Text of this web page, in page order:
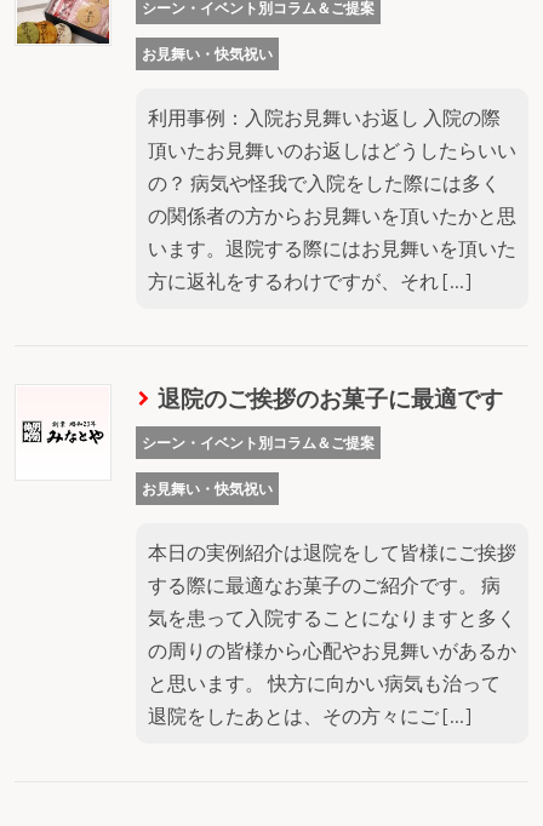
シーン・イベント別コラム＆ご提案
お見舞い・快気祝い
利用事例：入院お見舞いお返し 入院の際
頂いたお見舞いのお返しはどうしたらいい
の？ 病気や怪我で入院をした際には多く
の関係者の方からお見舞いを頂いたかと思
います。退院する際にはお見舞いを頂いた
方に返礼をするわけですが、それ […]
退院のご挨拶のお菓子に最適です
シーン・イベント別コラム＆ご提案
お見舞い・快気祝い
本日の実例紹介は退院をして皆様にご挨拶
する際に最適なお菓子のご紹介です。 病
気を患って入院することになりますと多く
の周りの皆様から心配やお見舞いがあるか
と思います。 快方に向かい病気も治って
退院をしたあとは、その方々にご […]